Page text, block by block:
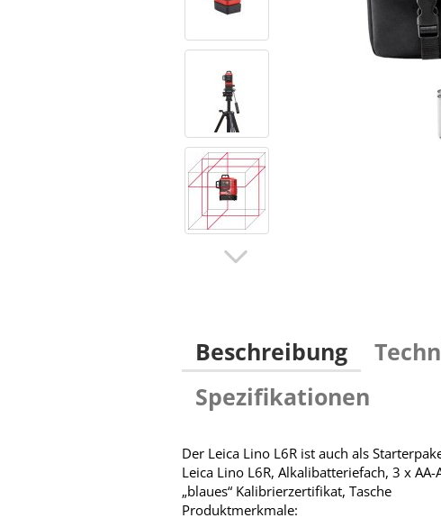
Beschreibung
Spezifikationen
Der Leica Lino L6R ist auch als
Leica Lino L6R, Alkalibatteriefach, 3 x
„blaues“ Kalibrierzertifikat, Tasche
Produktmerkmale: